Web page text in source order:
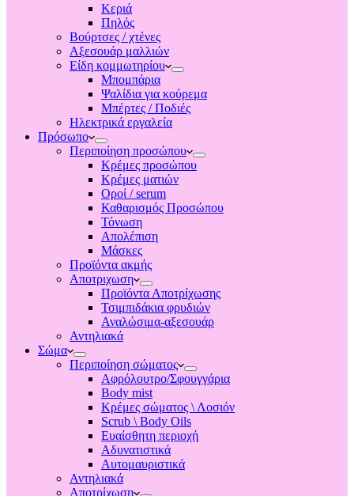
Κεριά
Πηλός
Βούρτσες / χτένες
Αξεσουάρ μαλλιών
Είδη κομμωτηρίου
Μπομπάρια
Ψαλίδια για κούρεμα
Μπέρτες / Ποδιές
Ηλεκτρικά εργαλεία
Πρόσωπο
Περιποίηση προσώπου
Κρέμες προσώπου
Κρέμες ματιών
Οροί / serum
Καθαρισμός Προσώπου
Τόνωση
Απολέπιση
Μάσκες
Προϊόντα ακμής
Αποτριχωση
Προϊόντα Αποτρίχωσης
Τσιμπιδάκια φρυδιών
Αναλώσιμα-αξεσουάρ
Αντηλιακά
Σώμα
Περιποίηση σώματος
Αφρόλουτρο/Σφουγγάρια
Body mist
Κρέμες σώματος \ Λοσιόν
Scrub \ Body Oils
Ευαίσθητη περιοχή
Αδυνατιστικά
Αυτομαυριστικά
Αντηλιακά
Αποτρίχωση